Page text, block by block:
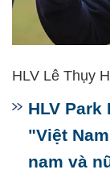
HLV Lê Thụy
HLV
"Việt
nam và